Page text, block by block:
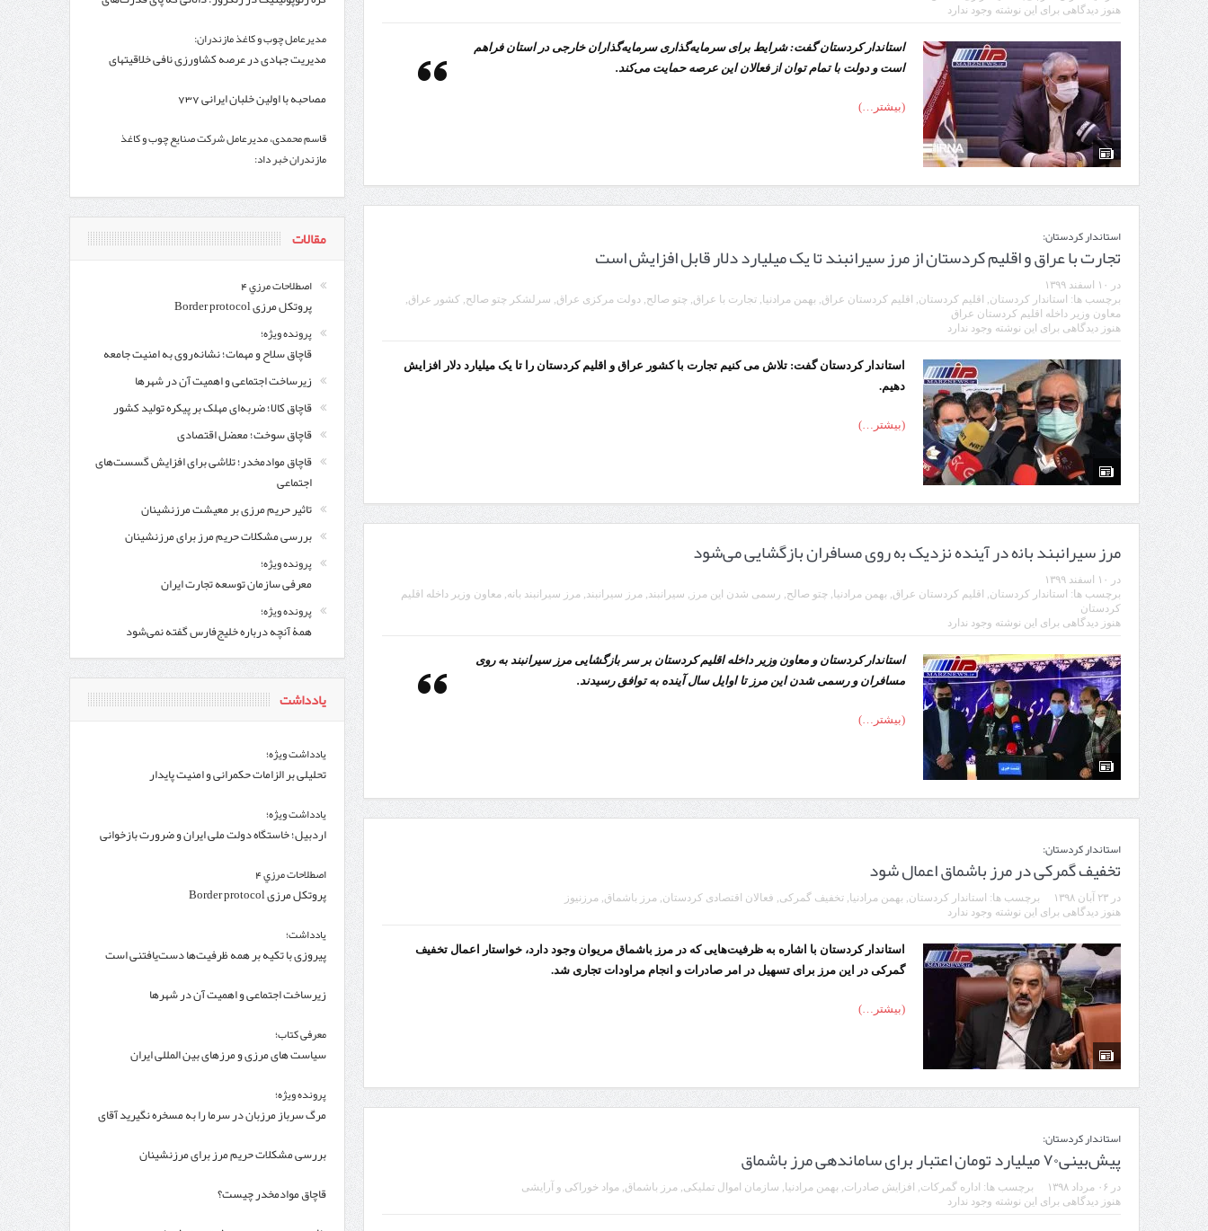
در دیدار استاندار اردبیل و مدیرعامل بانک سینا محقق شد؛
تخصیص ۳۰۰میلیارد تومان برای تکمیل بزرگراه اردبیل-سرچم
کشف ۱۱ قبضه سلاح کلت کمری توسط مرزبانان هنگ مرزی ارومیه
رئیس سازمان راهداری:
هنوز دیدگاهی برای این نوشته وجود ندارد
استاندار کردستان گفت: شرایط برای سرمایه‌گذاری سرمایه‌گذاران خارجی در استان فراهم
است و دولت با تمام توان از فعالان این عرصه حمایت می‌کند.
(بیشتر…)
استاندار کردستان:
تجارت با عراق و اقلیم کردستان از مرز سیرانبند تا یک میلیارد دلار قابل افزایش است
در
۱۰ اسفند ۱۳۹۹
برچسب ها: استاندار کردستان, اقلیم کردستان, اقلیم کردستان عراق, بهمن مرادنیا,تجارت با عراق,چتو صالح,دولت مرکزی عراق, سرلشکر چتو صالح,کشور عراق,
معاون وزیر داخله اقلیم کردستان عراق
هنوز دیدگاهی برای این نوشته وجود ندارد
️استاندار کردستان گفت: تلاش می کنیم تجارت با کشور عراق و اقلیم کردستان را تا یک میلیارد دلار افزایش
دهیم.
(بیشتر…)
مرز سیرانبند بانە در آیندە نزدیک بە روی مسافران بازگشایی می‌شود
در
۱۰ اسفند ۱۳۹۹
برچسب ها: استاندار کردستان, اقلیم کردستان عراق, بهمن مرادنیا,چتو صالح, رسمی شدن این مرز , سیرانبند,مرز سیرانبند,مرز سیرانبند بانه,معاون وزیر داخلە اقلیم
کردستان
هنوز دیدگاهی برای این نوشته وجود ندارد
استاندار کردستان و معاون وزیر داخلە اقلیم کردستان بر سر بازگشایی مرز سیرانبند بە روی
مسافران و رسمی شدن این مرز تا اوایل سال آیندە بە توافق رسیدند.
(بیشتر…)
استاندار کردستان:
تخفیف گمرکی در مرز باشماق اعمال شود
در۲۳ آبان ۱۳۹۸ برچسب ها: استاندار کردستان, بهمن مرادنیا,تخفیف گمرکی, فعالان اقتصادی کردستان,مرز باشماق,مرزنیوز
هنوز دیدگاهی برای این نوشته وجود ندارد
استاندار کردستان با اشاره به ظرفیت‌هایی که در مرز باشماق مریوان وجود دارد، خواستار اعمال تخفیف
گمرکی در این مرز برای تسهیل در امر صادرات و انجام مراودات تجاری شد.
(بیشتر…)
استاندار کردستان:
پیش‌بینی۷۰ میلیارد تومان اعتبار برای ساماندهی مرز باشماق
در ۰۶ مرداد ۱۳۹۸ برچسب ها: اداره گمرکات, افزایش صادرات, بهمن مرادنیا, سازمان اموال تملیکی,مرز باشماق,مواد خوراکی و آرایشی
هنوز دیدگاهی برای این نوشته وجود ندارد
مدیرعامل چوب و کاغذ مازندران:
مدیریت جهادی در عرصه کشاورزی نافی خلاقیتهای
مصاحبه با اولین خلبان ایرانی 737
قاسم محمدی، مدیرعامل شرکت صنایع چوب و کاغذ
مازندران خبر داد:
پس از چند سال
مقالات
اصطلاحات مرزي 4
پروتکل مرزی Border protocol
پرونده ویژه؛
قاچاق سلاح و مهمات؛ نشانه‌روی به امنیت جامعه
زیرساخت اجتماعی و اهمیت آن در شهرها
قاچاق کالا؛ ضربه‌ای مهلک بر پیکره تولید کشور
قاچاق سوخت؛ معضل اقتصادی
قاچاق موادمخدر؛ تلاشی برای افزایش گسست‌های
اجتماعی
تاثیر حریم مرزی بر معیشت مرزنشینان
بررسی مشکلات حریم مرز برای مرزنشینان
پرونده ویژه؛
معرفی سازمان توسعه تجارت ایران
پرونده ویژه؛
همۀ آنچه درباره خلیج‌‌فارس گفته نمی‌شود
یادداشت
یادداشت ویژه؛
تحلیلی بر الزامات حکمرانی و امنیت پایدار
یادداشت ویژه؛
اردبیل؛ خاستگاه دولت ملی ایران و ضرورت بازخوانی
اصطلاحات مرزي 4
پروتکل مرزی Border protocol
یادداشت؛
پیروزی با تکیه بر همه ظرفیت‌ها دست‌یافتنی است
زیرساخت اجتماعی و اهمیت آن در شهرها
معرفی کتاب؛
سیاست های مرزی و مرزهای بین المللی ایران
پرونده ویژه؛
مرگ سرباز مرزبان در سرما را به مسخره نگیرید آقای
بررسی مشکلات حریم مرز برای مرزنشینان
قاچاق موادمخدر چیست؟